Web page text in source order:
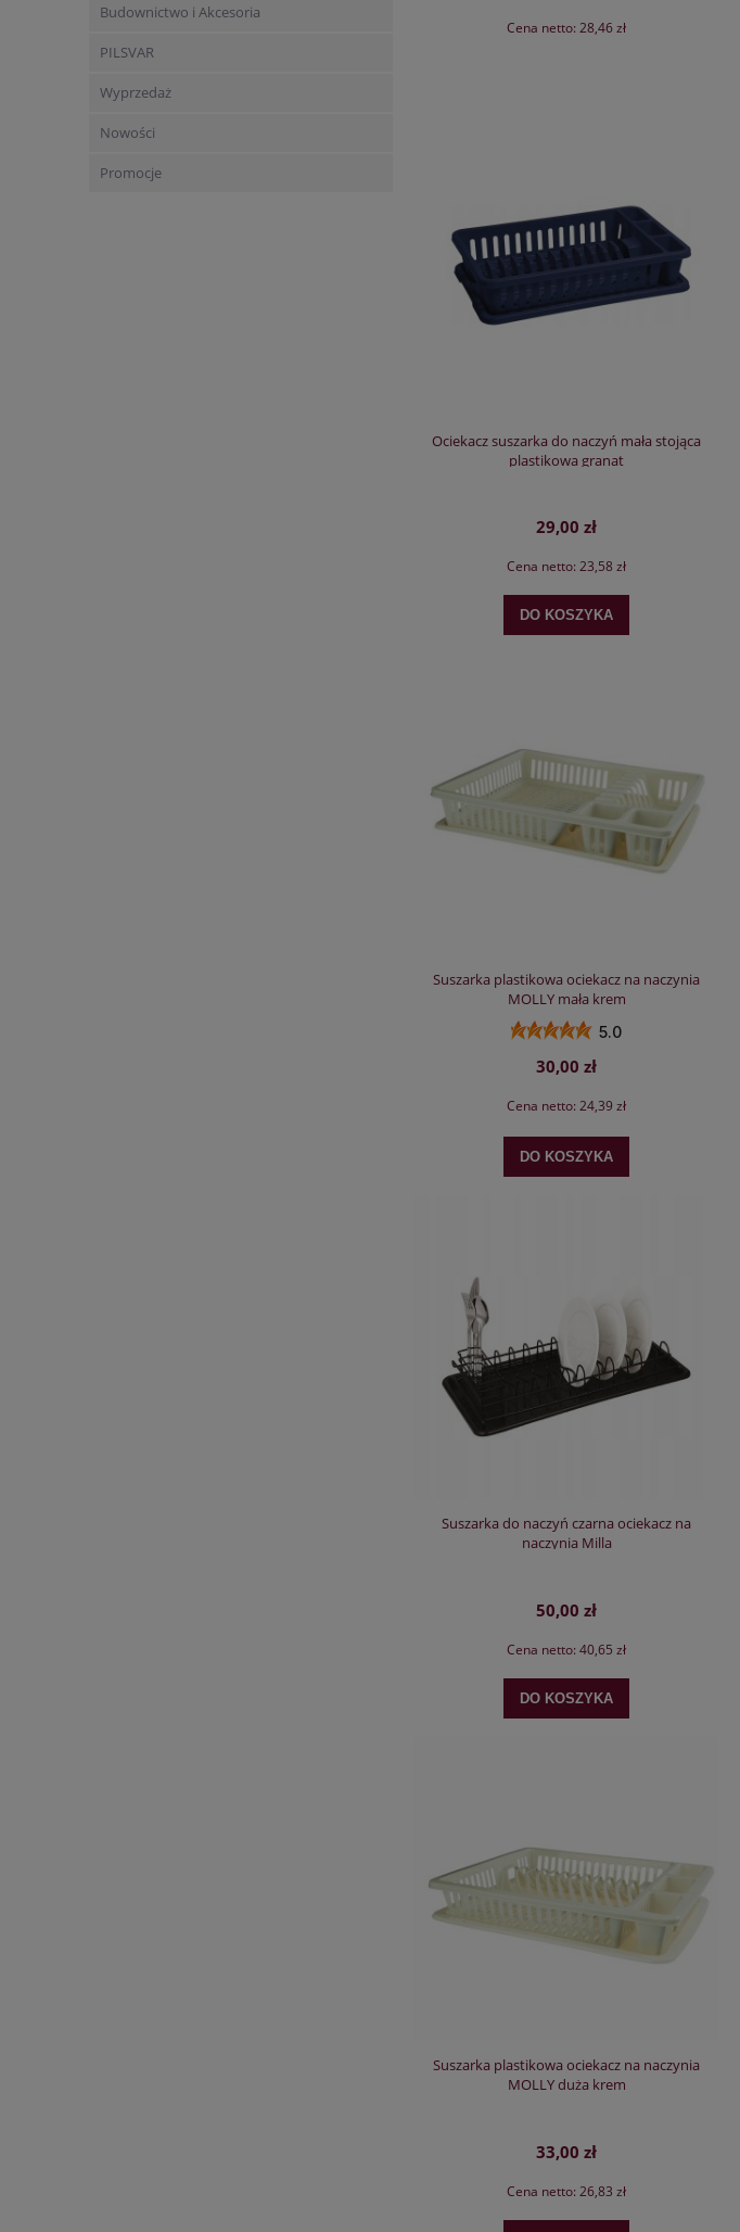
Budownictwo i Akcesoria
PILSVAR
Wyprzedaż
Nowości
Promocje
Cena netto: 28,46 zł
Ociekacz suszarka do naczyń mała stojąca
plastikowa granat
29,00 zł
Cena netto: 23,58 zł
DO KOSZYKA
Suszarka plastikowa ociekacz na naczynia
MOLLY mała krem
5.0
30,00 zł
Cena netto: 24,39 zł
DO KOSZYKA
Suszarka do naczyń czarna ociekacz na
naczynia Milla
50,00 zł
Cena netto: 40,65 zł
DO KOSZYKA
Suszarka plastikowa ociekacz na naczynia
MOLLY duża krem
33,00 zł
Cena netto: 26,83 zł